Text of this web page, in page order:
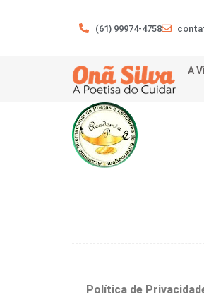
(61) 99974-4758
A
Política de